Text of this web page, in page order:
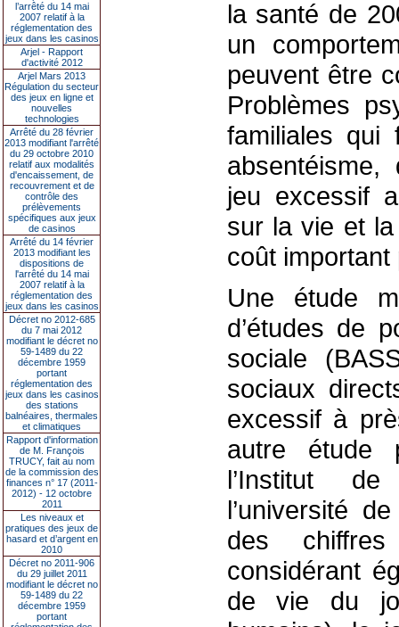
l’arrêté du 14 mai
2007 relatif à la
réglementation des
jeux dans les casinos
Arjel - Rapport
d'activité 2012
Arjel Mars 2013
Régulation du secteur
des jeux en ligne et
nouvelles
technologies
Arrêté du 28 février
2013 modifiant l'arrêté
du 29 octobre 2010
relatif aux modalités
d'encaissement, de
recouvrement et de
contrôle des
prélèvements
spécifiques aux jeux
de casinos
Arrêté du 14 février
2013 modifiant les
dispositions de
l'arrêté du 14 mai
2007 relatif à la
réglementation des
jeux dans les casinos
Décret no 2012-685
du 7 mai 2012
modifiant le décret no
59-1489 du 22
décembre 1959
portant
réglementation des
jeux dans les casinos
des stations
balnéaires, thermales
et climatiques
Rapport d'information
de M. François
TRUCY, fait au nom
de la commission des
finances n° 17 (2011-
2012) - 12 octobre
2011
Les niveaux et
pratiques des jeux de
hasard et d’argent en
2010
Décret no 2011-906
du 29 juillet 2011
modifiant le décret no
59-1489 du 22
décembre 1959
portant
la santé de
un
peuvent être
Problèmes
familiales qui
jeu excessif
sur la vie et
coût
Une étude
d’études de
sociale
sociaux
excessif à
autre étude
l’Institut
l’université
des
considérant
de vie du